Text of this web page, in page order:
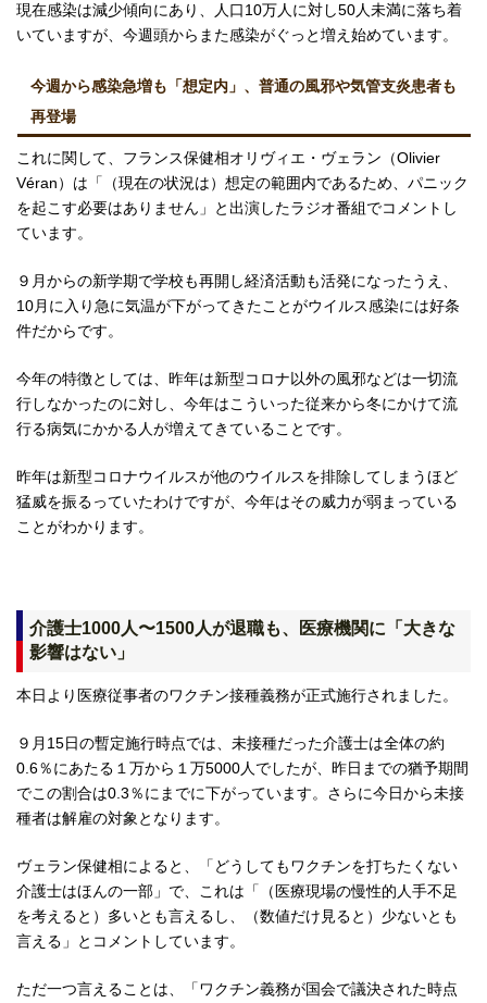
現在感染は減少傾向にあり、人口10万人に対し50人未満に落ち着
いていますが、今週頭からまた感染がぐっと増え始めています。
今週から感染急増も「想定内」、普通の風邪や気管支炎患者も
再登場
これに関して、フランス保健相オリヴィエ・ヴェラン（Olivier
Véran）は「（現在の状況は）想定の範囲内であるため、パニック
を起こす必要はありません」と出演したラジオ番組でコメントし
ています。
９月からの新学期で学校も再開し経済活動も活発になったうえ、
10月に入り急に気温が下がってきたことがウイルス感染には好条
件だからです。
今年の特徴としては、昨年は新型コロナ以外の風邪などは一切流
行しなかったのに対し、今年はこういった従来から冬にかけて流
行る病気にかかる人が増えてきていることです。
昨年は新型コロナウイルスが他のウイルスを排除してしまうほど
猛威を振るっていたわけですが、今年はその威力が弱まっている
ことがわかります。
介護士1000人〜1500人が退職も、医療機関に「大きな
影響はない」
本日より医療従事者のワクチン接種義務が正式施行されました。
９月15日の暫定施行時点では、未接種だった介護士は全体の約
0.6％にあたる１万から１万5000人でしたが、昨日までの猶予期間
でこの割合は0.3％にまでに下がっています。さらに今日から未接
種者は解雇の対象となります。
ヴェラン保健相によると、「どうしてもワクチンを打ちたくない
介護士はほんの一部」で、これは「（医療現場の慢性的人手不足
を考えると）多いとも言えるし、（数値だけ見ると）少ないとも
言える」とコメントしています。
ただ一つ言えることは、「ワクチン義務が国会で議決された時点